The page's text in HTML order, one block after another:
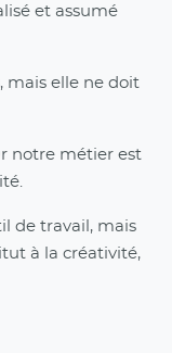
et assumé
mais elle ne doit
notre métier est
de travail, mais
à la créativité,